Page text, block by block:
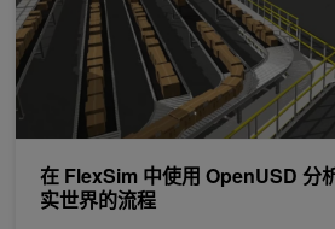
在 FlexSim 中使用 OpenUSD 分
实世界的流程